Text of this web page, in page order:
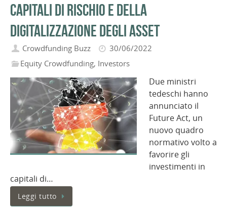
capitali di rischio e della
digitalizzazione degli asset
Crowdfunding Buzz
30/06/2022
Equity Crowdfunding, Investors
Due ministri
tedeschi hanno
annunciato il
Future Act, un
nuovo quadro
normativo volto a
favorire gli
investimenti in
capitali di…
Leggi tutto